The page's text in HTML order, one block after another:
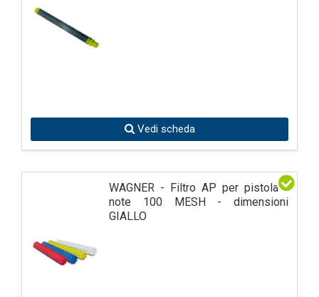
Vedi scheda
WAGNER - Filtro AP per pistola -
note 100 MESH - dimensioni
GIALLO